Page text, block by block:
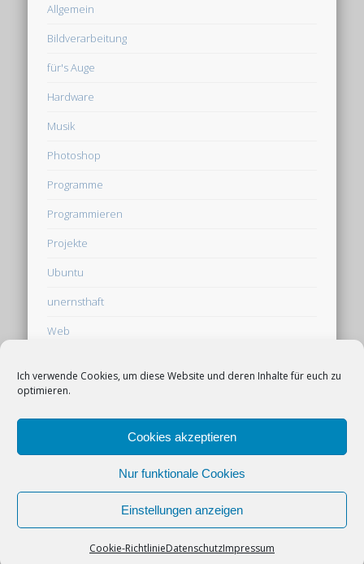
Ich verwende Cookies, um diese Website und deren Inhalte für euch zu
optimieren.
Cookies akzeptieren
Nur funktionale Cookies
Einstellungen anzeigen
Cookie-RichtlinieDatenschutzImpressum
Allgemein
Bildverarbeitung
für's Auge
Hardware
Musik
Photoshop
Programme
Programmieren
Projekte
Ubuntu
unernsthaft
Web
Werbung auf derpfaff.de
Cookie-Richtlinie (EU)
© 2026 derpfaff
Powered byPinboard ThemebyOne Designsand
WordPress